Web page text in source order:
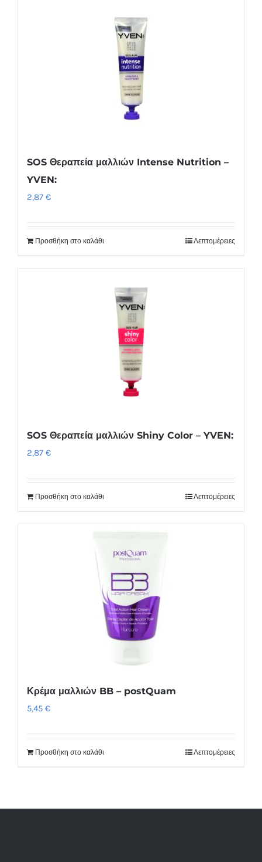
SOS Θεραπεία μαλλιών Intense Nutrition –
YVEN:
2,87 €
Προσθήκη στο καλάθι Λεπτομέρειες
SOS Θεραπεία μαλλιών Shiny Color – YVEN:
2,87 €
Προσθήκη στο καλάθι Λεπτομέρειες
Κρέμα μαλλιών BB – postQuam
5,45 €
Προσθήκη στο καλάθι Λεπτομέρειες